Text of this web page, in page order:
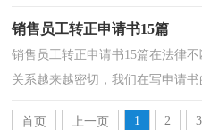
销售员工转正申请书15篇
销售员工转正申请书15篇在法律
关系越来越密切，我们在写申请
首页
上一页 1 2 3